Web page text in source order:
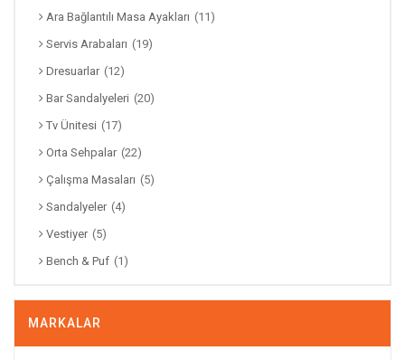
Ara Bağlantılı Masa Ayakları (11)
Servis Arabaları (19)
Dresuarlar (12)
Bar Sandalyeleri (20)
Tv Ünitesi (17)
Orta Sehpalar (22)
Çalışma Masaları (5)
Sandalyeler (4)
Vestiyer (5)
Bench & Puf (1)
MARKALAR